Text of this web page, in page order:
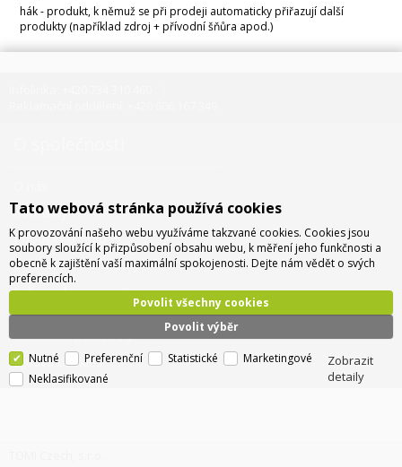
hák - produkt, k němuž se při prodeji automaticky přiřazují další
produkty (například zdroj + přívodní šňůra apod.)
Kontakty
Pobočky a sídlo
Doprava - info a ceny
Jak nakupovat
Obchodní podmínky
Správa cookies
Tato webová stránka používá cookies
K provozování našeho webu využíváme takzvané cookies. Cookies jsou
soubory sloužící k přizpůsobení obsahu webu, k měření jeho funkčnosti a
obecně k zajištění vaší maximální spokojenosti. Dejte nám vědět o svých
preferencích.
Povolit výběr
Povolit všechny cookies
Nutné Preferenční Statistické
Marketingové
Neklasifikované
Zobrazit
detaily